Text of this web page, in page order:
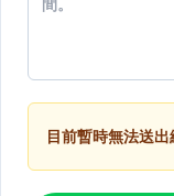
目前暫時無法送